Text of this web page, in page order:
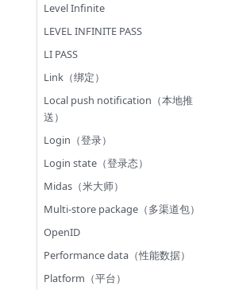
Level Infinite
LEVEL INFINITE PASS
LI PASS
Link（绑定）
Local push notification（本地推
送）
Login（登录）
Login state（登录态）
Midas（米大师）
Multi-store package（多渠道包）
OpenID
Performance data（性能数据）
Platform（平台）